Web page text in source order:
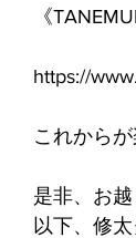
《
https://
これから
是非、お越
以下、修太